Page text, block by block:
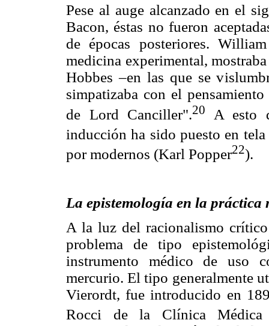
Pese al auge alcanzado en el
Bacon, éstas no fueron
de épocas posteriores.
medicina experimental,
Hobbes –en las que se
simpatizaba con el
de Lord Canciller".20
A esto
inducción ha sido puesto en
por modernos (Karl Popper22).
La epistemología en la práctica
A la luz del racionalismo
problema de tipo
instrumento médico de uso
mercurio. El tipo generalmente
Vierordt, fue introducido en
Rocci de la Clínica